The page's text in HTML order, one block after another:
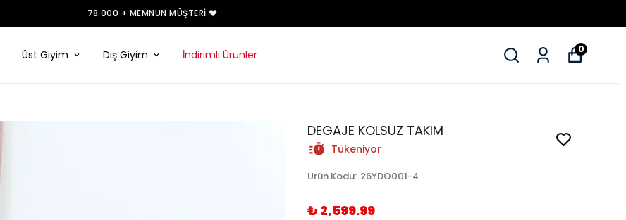
78.000 + MEMNUN MÜŞTERI ❤️
Üst Giyim Dış Giyim İndirimli Ürünler 0
DEGAJE KOLSUZ TAKIM
Tükeniyor
Ürün Kodu: 26YDO001-4
₺ 2,599.99